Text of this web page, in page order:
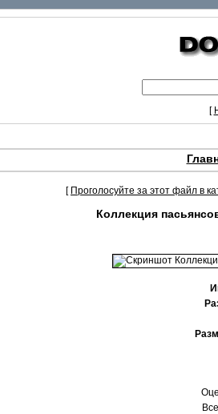
[
[ Проголосуйте за этот файл в
Коллекция